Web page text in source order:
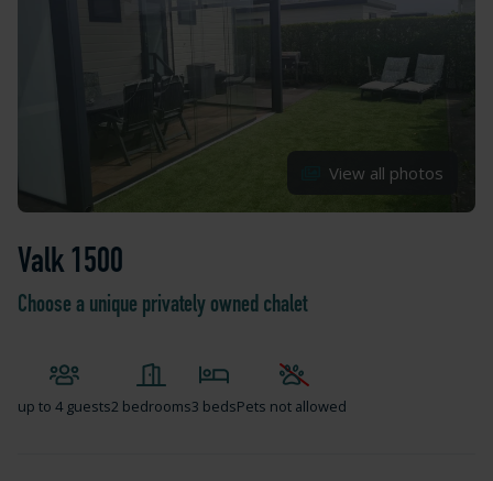
View all photos
Valk 1500
Choose a unique privately owned chalet
up to 4 guests2 bedrooms3 bedsPets not allowed